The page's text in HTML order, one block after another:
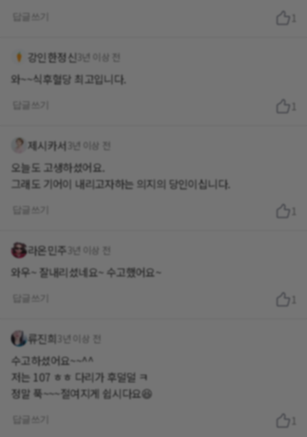
1
강인한정신 3년 이상 전
와~~식후혈당 최고입니다.
1
제시카서 3년 이상 전
오늘도 고생하셨어요.
그래도 기어이 내리고자하는 의지의 당인이십니다.
1
라온민주 3년 이상 전
와우~ 잘내리셨네요~ 수고했어요~
1
류진희 3년 이상 전
수고하셨어요~~^^
저는 107 ㅎㅎ 다리가 후덜덜 ㅋ
정말 푹~~~절여지게 쉽시다요😆
1